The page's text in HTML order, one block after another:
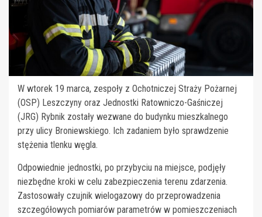
W wtorek 19 marca, zespoły z Ochotniczej Straży Pożarnej
(OSP) Leszczyny oraz Jednostki Ratowniczo-Gaśniczej
(JRG) Rybnik zostały wezwane do budynku mieszkalnego
przy ulicy Broniewskiego. Ich zadaniem było sprawdzenie
stężenia tlenku węgla.
Odpowiednie jednostki, po przybyciu na miejsce, podjęły
niezbędne kroki w celu zabezpieczenia terenu zdarzenia.
Zastosowały czujnik wielogazowy do przeprowadzenia
szczegółowych pomiarów parametrów w pomieszczeniach